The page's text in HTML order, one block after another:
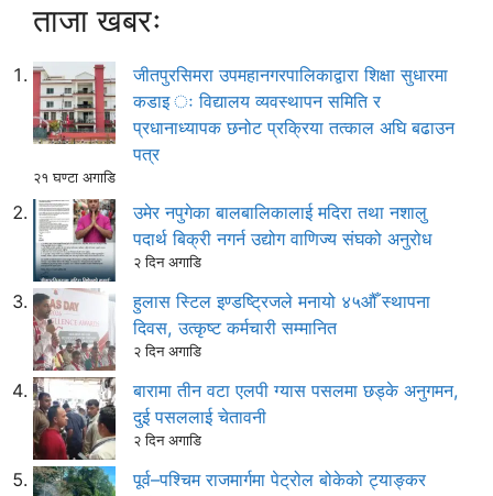
ताजा खबरः
जीतपुरसिमरा उपमहानगरपालिकाद्वारा शिक्षा सुधारमा
कडाइ ः विद्यालय व्यवस्थापन समिति र
प्रधानाध्यापक छनोट प्रक्रिया तत्काल अघि बढाउन
पत्र
२१ घण्टा अगाडि
उमेर नपुगेका बालबालिकालाई मदिरा तथा नशालु
पदार्थ बिक्री नगर्न उद्योग वाणिज्य संघको अनुरोध
२ दिन अगाडि
हुलास स्टिल इण्डष्ट्रिजले मनायो ४५औँ स्थापना
दिवस, उत्कृष्ट कर्मचारी सम्मानित
२ दिन अगाडि
बारामा तीन वटा एलपी ग्यास पसलमा छड्के अनुगमन,
दुई पसललाई चेतावनी
२ दिन अगाडि
पूर्व–पश्चिम राजमार्गमा पेट्रोल बोकेको ट्याङ्कर